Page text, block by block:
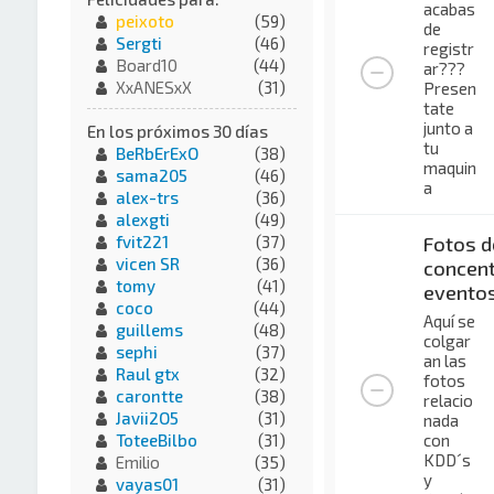
acabas
de
registr
ar???
Presen
tate
junto a
tu
maquin
a
Fotos
Aquí se
colgar
an las
fotos
relacio
nada
con
KDD´s
y
peixoto
(59)
Sergti
(46)
Board10
(44)
XxANESxX
(31)
En los próximos 30 días
BeRbErExO
(38)
sama205
(46)
alex-trs
(36)
alexgti
(49)
fvit221
(37)
vicen SR
(36)
tomy
(41)
coco
(44)
guillems
(48)
sephi
(37)
Raul gtx
(32)
carontte
(38)
Javii2O5
(31)
ToteeBilbo
(31)
Emilio
(35)
vayas01
(31)